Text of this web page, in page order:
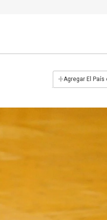
+Agregar El País